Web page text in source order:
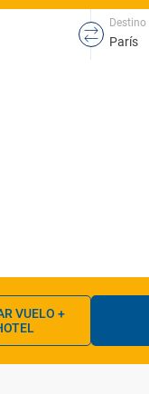
Destino
VUELO +